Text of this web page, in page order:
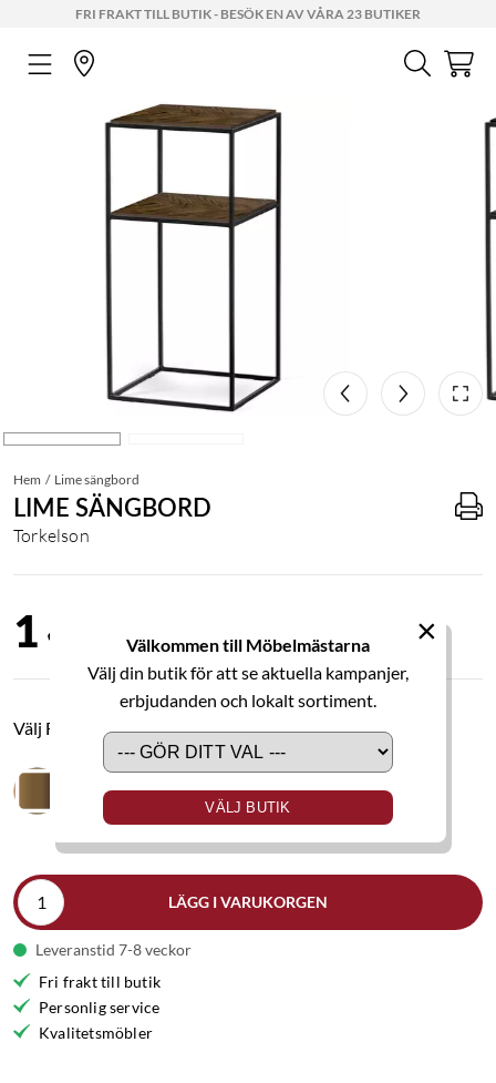
FRI FRAKT TILL BUTIK - BESÖK EN AV VÅRA 23 BUTIKER
Välkommen till Möbelmästarna
Välj din butik för att se aktuella kampanjer,
erbjudanden och lokalt sortiment.
VÄLJ BUTIK
×
Hem Lime sängbord
LIME SÄNGBORD
Torkelson
1 490,00 kr
Välj Färg
LÄGG I VARUKORGEN
Leveranstid 7-8 veckor
Fri frakt till butik
Personlig service
Kvalitetsmöbler